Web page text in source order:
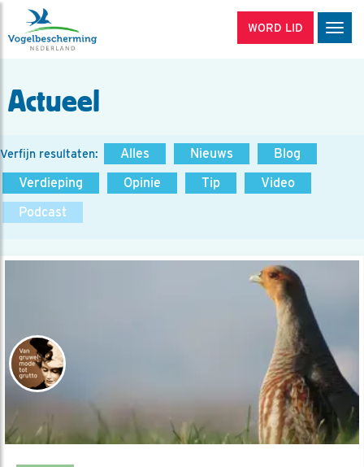
WORD LID
Actueel
Verfijn resultaten: Alles Nieuws
Blog
Verdieping
Opinie Tip
Video
Podcast